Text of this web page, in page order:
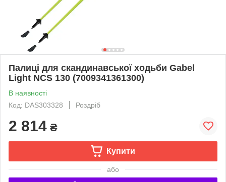
Палиці для скандинавської ходьби Gabel
Light NCS 130 (7009341361300)
В наявності
Код: DAS303328
Роздріб
2 814 ₴
Купити
або